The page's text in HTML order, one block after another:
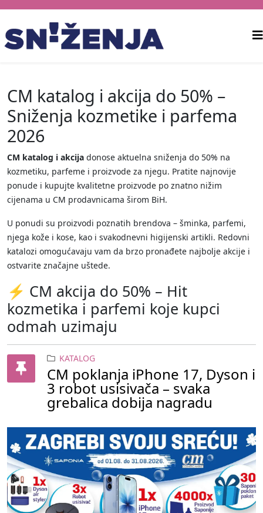
CM katalog i akcija do 50% –
Sniženja kozmetike i parfema
2026
CM katalog i akcija donose aktuelna sniženja do 50% na
kozmetiku, parfeme i proizvode za njegu. Pratite najnovije
ponude i kupujte kvalitetne proizvode po znatno nižim
cijenama u CM prodavnicama širom BiH.
U ponudi su proizvodi poznatih brendova – šminka, parfemi,
njega kože i kose, kao i svakodnevni higijenski artikli. Redovni
katalozi omogućavaju vam da brzo pronađete najbolje akcije i
ostvarite značajne uštede.
⚡ CM akcija do 50% – Hit
kozmetika i parfemi koje kupci
odmah uzimaju
KATALOG
CM poklanja iPhone 17, Dyson i
3 robot usisivača – svaka
grebalica dobija nagradu